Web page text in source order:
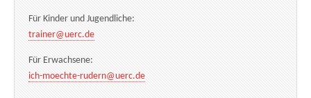
Für Kinder und Jugendliche:
trainer@uerc.de
Für Erwachsene:
ich-moechte-rudern@uerc.de